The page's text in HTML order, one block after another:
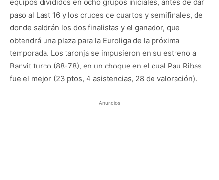
equipos divididos en ocho grupos iniciales, antes de dar
paso al Last 16 y los cruces de cuartos y semifinales, de
donde saldrán los dos finalistas y el ganador, que
obtendrá una plaza para la Euroliga de la próxima
temporada. Los taronja se impusieron en su estreno al
Banvit turco (88-78), en un choque en el cual Pau Ribas
fue el mejor (23 ptos, 4 asistencias, 28 de valoración).
Anuncios